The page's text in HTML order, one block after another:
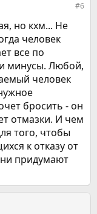
#6
но кхм... Не
человек
все по
минусы. Любой,
человек
бросить - он
отмазки. И чем
того, чтобы
к отказу от
придумают